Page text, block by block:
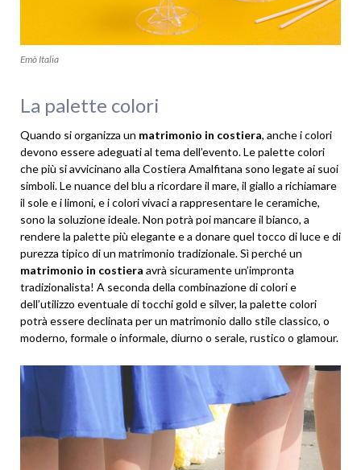
Emò Italia
La palette colori
Quando si organizza un matrimonio in costiera, anche i colori
devono essere adeguati al tema dell’evento. Le palette colori
che più si avvicinano alla Costiera Amalfitana sono legate ai suoi
simboli. Le nuance del blu a ricordare il mare, il giallo a richiamare
il sole e i limoni, e i colori vivaci a rappresentare le ceramiche,
sono la soluzione ideale. Non potrà poi mancare il bianco, a
rendere la palette più elegante e a donare quel tocco di luce e di
purezza tipico di un matrimonio tradizionale. Sì perché un
matrimonio in costiera avrà sicuramente un’impronta
tradizionalista! A seconda della combinazione di colori e
dell’utilizzo eventuale di tocchi gold e silver, la palette colori
potrà essere declinata per un matrimonio dallo stile classico, o
moderno, formale o informale, diurno o serale, rustico o glamour.